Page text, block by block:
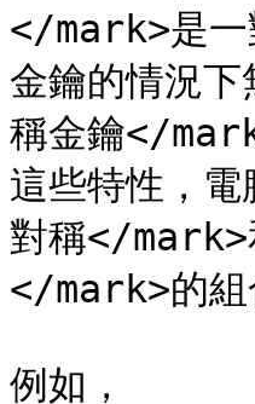
</mark>是一
金鑰的情況
稱金鑰</
這些特性，
對稱</
</mark>的組
例如，